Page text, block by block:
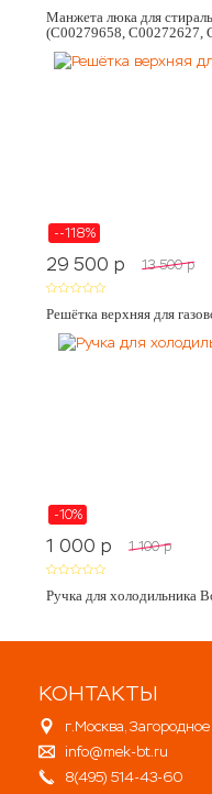
Манжета люка для
(C00279658, C00272627,
--118%
29 500 p 13 500 p
Решётка верхняя для
-10%
1 000 p 1 100 p
Ручка для холодильника
КОНТАКТЫ
г.Москва,
info@mek-bt.ru
8(495) 514-43-60